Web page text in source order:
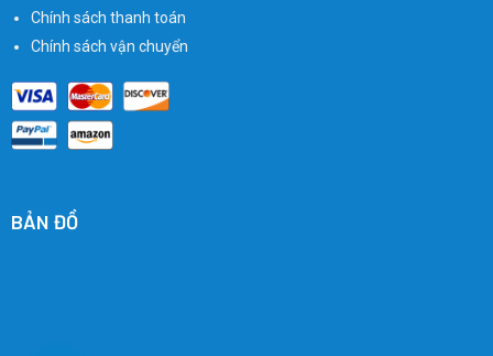
Chính sách thanh toán
Chính sách vận chuyển
BẢN ĐỒ